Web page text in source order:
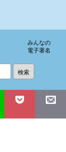
みんなの
電子署名